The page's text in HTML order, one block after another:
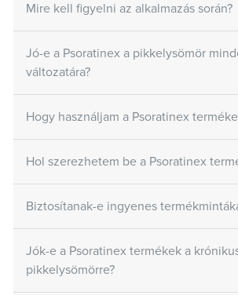
Mire kell figyelni az alkalmazás során?
Jó-e a Psoratinex a pikkelysömör
változatára?
Hogy használjam a Psoratinex
Hol szerezhetem be a Psoratinex
Biztosítanak-e ingyenes
Jók-e a Psoratinex termékek a
pikkelysömörre?